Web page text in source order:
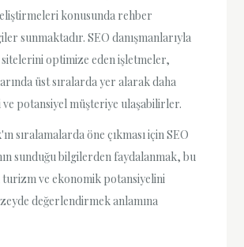
konusunda rehber
sunmaktadır. SEO danışmanlarıyla
sitelerini optimize eden işletmeler,
üst sıralarda yer alarak daha
potansiyel müşteriye ulaşabilirler.
sıralamalarda öne çıkması için SEO
sunduğu bilgilerden faydalanmak, bu
turizm ve ekonomik potansiyelini
değerlendirmek anlamına